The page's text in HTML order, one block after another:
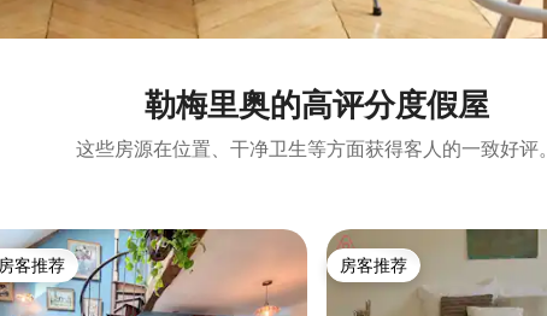
勒梅里奥的高评分度假屋
这些房源在位置、干净卫生等方面获得客人的一致好评。
「房客推荐」
房客推荐 房客推荐
房客推荐